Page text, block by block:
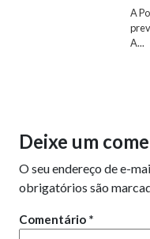
A
A...
Deixe um
O seu endereço de e-
obrigatórios são
Comentário *